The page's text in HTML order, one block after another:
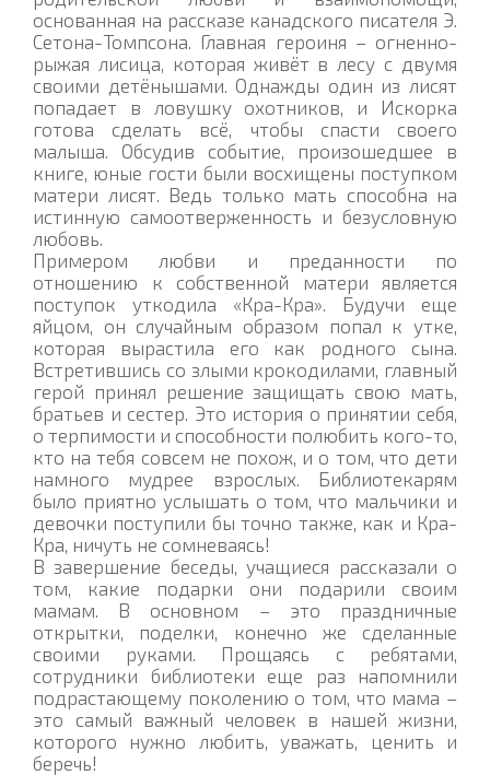
основанная на рассказе канадского писателя Э.
Сетона-Томпсона. Главная героиня – огненно-
рыжая лисица, которая живёт в лесу с двумя
своими детёнышами. Однажды один из лисят
попадает в ловушку охотников, и Искорка
готова сделать всё, чтобы спасти своего
малыша. Обсудив событие, произошедшее в
книге, юные гости были восхищены поступком
матери лисят. Ведь только мать способна на
истинную самоотверженность и безусловную
любовь.
Примером любви и преданности по
отношению к собственной матери является
поступок уткодила «Кра-Кра». Будучи еще
яйцом, он случайным образом попал к утке,
которая вырастила его как родного сына.
Встретившись со злыми крокодилами, главный
герой принял решение защищать свою мать,
братьев и сестер. Это история о принятии себя,
о терпимости и способности полюбить кого-то,
кто на тебя совсем не похож, и о том, что дети
намного мудрее взрослых. Библиотекарям
было приятно услышать о том, что мальчики и
девочки поступили бы точно также, как и Кра-
Кра, ничуть не сомневаясь!
В завершение беседы, учащиеся рассказали о
том, какие подарки они подарили своим
мамам. В основном – это праздничные
открытки, поделки, конечно же сделанные
своими руками. Прощаясь с ребятами,
сотрудники библиотеки еще раз напомнили
подрастающему поколению о том, что мама –
это самый важный человек в нашей жизни,
которого нужно любить, уважать, ценить и
беречь!